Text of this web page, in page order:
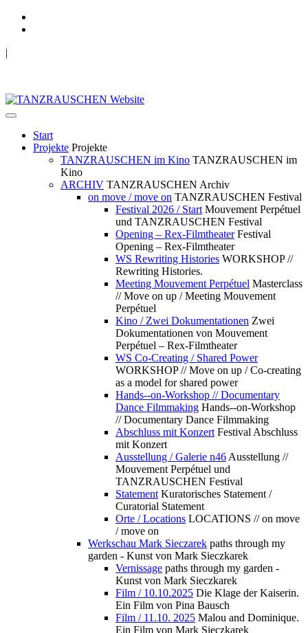
|
Start
Projekte Projekte
TANZRAUSCHEN im Kino TANZRAUSCHEN im
Kino
ARCHIV TANZRAUSCHEN Archiv
on move / move on TANZRAUSCHEN Festival
Festival 2026 / Start Mouvement Perpétuel
und TANZRAUSCHEN Festival
Opening – Rex-Filmtheater Festival
Opening – Rex-Filmtheater
WS Rewriting Histories WORKSHOP //
Rewriting Histories.
Meeting Mouvement Perpétuel Masterclass
// Move on up / Meeting Mouvement
Perpétuel
Kino / Zwei Dokumentationen Zwei
Dokumentationen von Mouvement
Perpétuel – Rex-Filmtheater
WS Co-Creating / Shared Power
WORKSHOP // Move on up / Co-creating
as a model for shared power
Hands--on-Workshop // Documentary
Dance Filmmaking Hands--on-Workshop
// Documentary Dance Filmmaking
Abschluss mit Konzert Festival Abschluss
mit Konzert
Ausstellung / Galerie n46 Ausstellung //
Mouvement Perpétuel und
TANZRAUSCHEN Festival
Statement Kuratorisches Statement /
Curatorial Statement
Orte / Locations LOCATIONS // on move
/ move on
Werkschau Mark Sieczarek paths through my
garden - Kunst von Mark Sieczkarek
Vernissage paths through my garden -
Kunst von Mark Sieczkarek
Film / 10.10.2025 Die Klage der Kaiserin.
Ein Film von Pina Bausch
Film / 11.10. 2025 Malou and Dominique.
Ein Film von Mark Sieczkarek